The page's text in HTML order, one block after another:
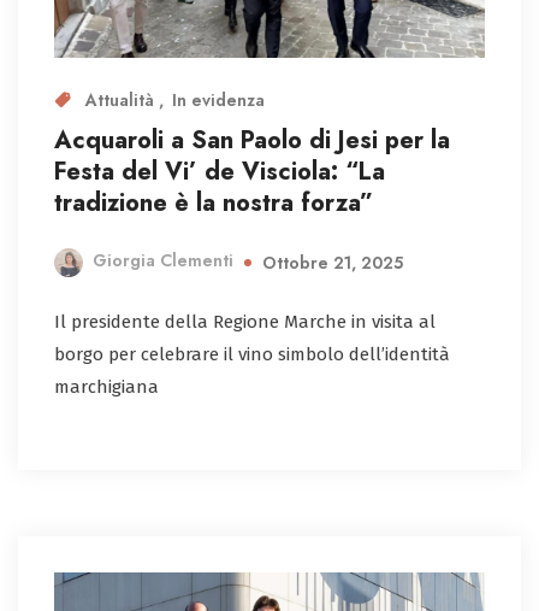
Attualità In evidenza
Acquaroli a San Paolo di Jesi per la
Festa del Vi’ de Visciola: “La
tradizione è la nostra forza”
Giorgia Clementi Ottobre 21, 2025
Il presidente della Regione Marche in visita al
borgo per celebrare il vino simbolo dell’identità
marchigiana